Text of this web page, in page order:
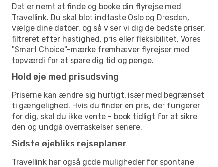
Det er nemt at finde og booke din flyrejse med
Travellink. Du skal blot indtaste Oslo og Dresden,
vælge dine datoer, og så viser vi dig de bedste priser,
filtreret efter hastighed, pris eller fleksibilitet. Vores
"Smart Choice"-mærke fremhæver flyrejser med
topværdi for at spare dig tid og penge.
Hold øje med prisudsving
Priserne kan ændre sig hurtigt, især med begrænset
tilgængelighed. Hvis du finder en pris, der fungerer
for dig, skal du ikke vente – book tidligt for at sikre
den og undgå overraskelser senere.
Sidste øjebliks rejseplaner
Travellink har også gode muligheder for spontane